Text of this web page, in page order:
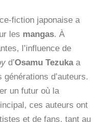
fiction japonaise a
les mangas. À
l’influence de
d’Osamu Tezukaa
d’auteurs.
un futur où la
ces auteurs ont
et de fans, tant au